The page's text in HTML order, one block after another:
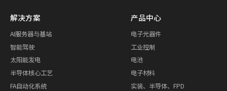
解决方案
AI服务器与基站
智能驾驶
太阳能发电
半导体核心工艺
FA自动化系统
产品中心
电子元器件
工业控制
电池
电子材料
实装、半导体、FPD